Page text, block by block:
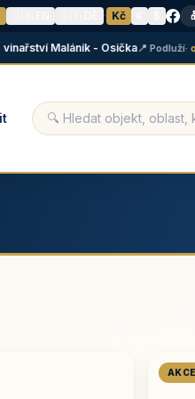
· Kč
Maláník - Osička📍 Podluží· od